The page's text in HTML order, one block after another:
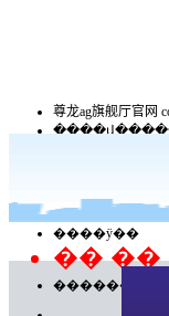
�ٷ�΢��
����ÿ��
�� ��
������